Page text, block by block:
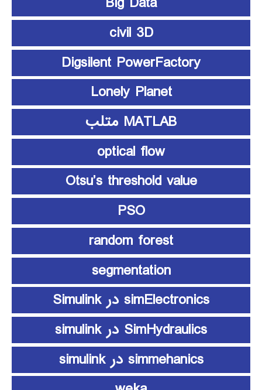
civil 3D
Digsilent PowerFactory
Lonely Planet
MATLAB متلب
optical flow
Otsu’s threshold value
PSO
random forest
segmentation
simElectronics در Simulink
SimHydraulics در simulink
simmehanics در simulink